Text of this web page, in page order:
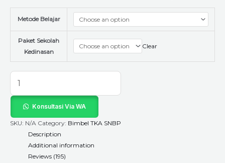
Metode Belajar
Paket Sekolah
Kedinasan
Clear
Konsultasi Via WA
SKU: N/A Category: Bimbel TKA SNBP
Description
Additional information
Reviews (195)